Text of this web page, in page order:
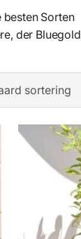
besten Sorten
der Bluegold